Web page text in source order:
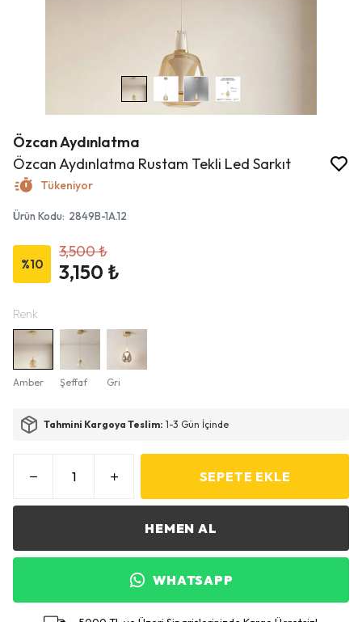
Özcan Aydınlatma
Özcan Aydınlatma Rustam Tekli Led Sarkıt
Tükeniyor
Ürün Kodu: 2849B-1A.12
%10
3,500 ₺
3,150 ₺
Renk
Amber Şeffaf Gri
Tahmini Kargoya Teslim: 1-3 Gün İçinde
SEPETE EKLE
HEMEN AL
WHATSAPP